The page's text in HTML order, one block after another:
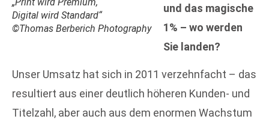
Digital wird Standard“
©Thomas Berberich Photography
und das magische
1% – wo werden
Sie landen?
Unser Umsatz hat sich in 2011 verzehnfacht – das
resultiert aus einer deutlich höheren Kunden- und
Titelzahl, aber auch aus dem enormen Wachstum